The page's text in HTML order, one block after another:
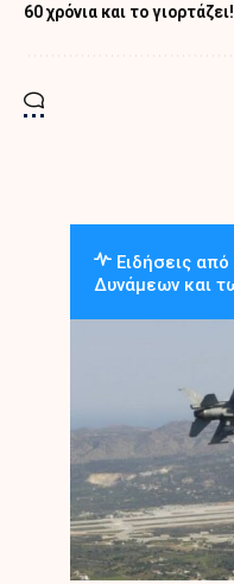
60 χρόνια και το γιορτάζει!
Ειδήσεις
Δυνάμεων και